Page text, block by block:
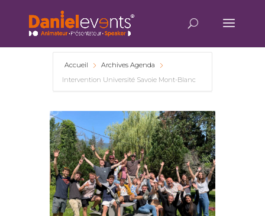
Accueil
Archives Agenda
Intervention Université Savoie Mont-Blanc